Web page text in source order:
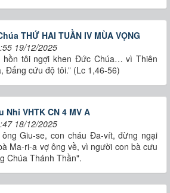
THỨ HAI TUẦN IV MÙA VỌNG
19/12/2025
hồn tôi ngợi khen Đức Chúa… vì Thiên
Đấng cứu độ tôi.” (Lc 1,46-56)
Nhi VHTK CN 4 MV A
18/12/2025
ông Giu-se, con cháu Đa-vít, đừng ngại
Ma-ri-a vợ ông về, vì người con bà cưu
Chúa Thánh Thần".